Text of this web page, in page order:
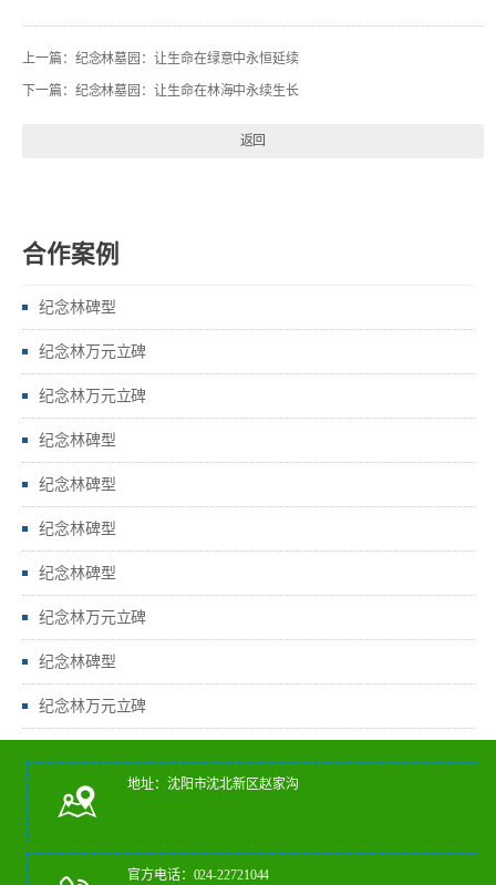
上一篇： 纪念林墓园：让生命在绿意中永恒延续
下一篇： 纪念林墓园：让生命在林海中永续生长
返回
合作案例
纪念林碑型
纪念林万元立碑
纪念林万元立碑
纪念林碑型
纪念林碑型
纪念林碑型
纪念林碑型
纪念林万元立碑
纪念林碑型
纪念林万元立碑
地址：沈阳市沈北新区赵家沟
官方电话：024-22721044